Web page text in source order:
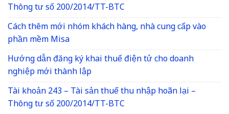
Thông tư số 200/2014/TT-BTC
Cách thêm mới nhóm khách hàng, nhà cung cấp vào
phần mềm Misa
Hướng dẫn đăng ký khai thuế điện tử cho doanh
nghiệp mới thành lập
Tài khoản 243 – Tài sản thuế thu nhập hoãn lại –
Thông tư số 200/2014/TT-BTC